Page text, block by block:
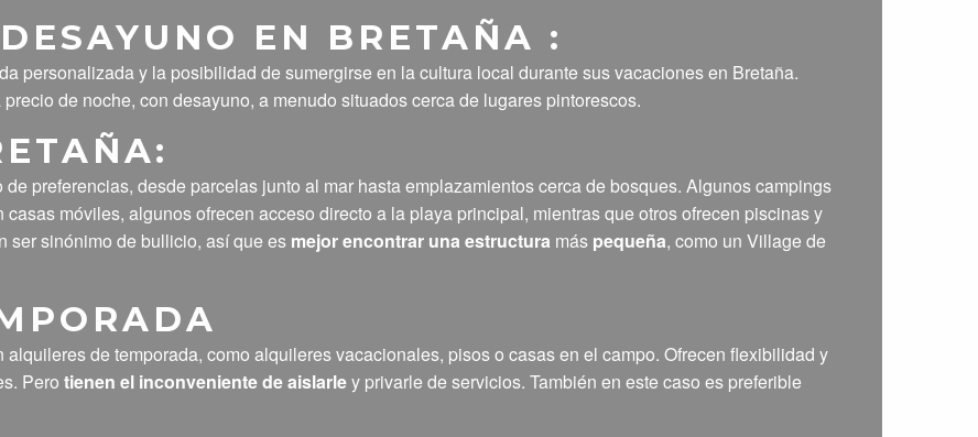
EN BRETAÑA :
personalizada y la posibilidad de sumergirse en la cultura local durante sus vacaciones en Bretaña.
de noche, con desayuno, a menudo situados cerca de lugares pintorescos.
preferencias, desde parcelas junto al mar hasta emplazamientos cerca de bosques. Algunos campings
móviles, algunos ofrecen acceso directo a la playa principal, mientras que otros ofrecen piscinas y
ser sinónimo de bullicio, así que es mejor encontrar una estructura más pequeña, como un Village de
de temporada, como alquileres vacacionales, pisos o casas en el campo. Ofrecen flexibilidad y
Pero tienen el inconveniente de aislarley privarle de servicios. También en este caso es preferible